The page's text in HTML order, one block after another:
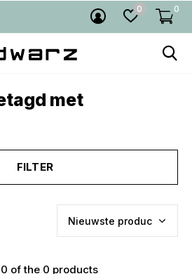
0 0
met
FILTER
of the 0 products